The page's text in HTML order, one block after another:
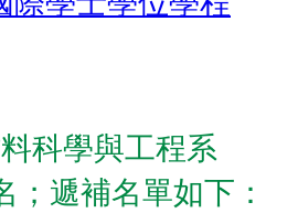
科學與工程系
；遞補名單如下：